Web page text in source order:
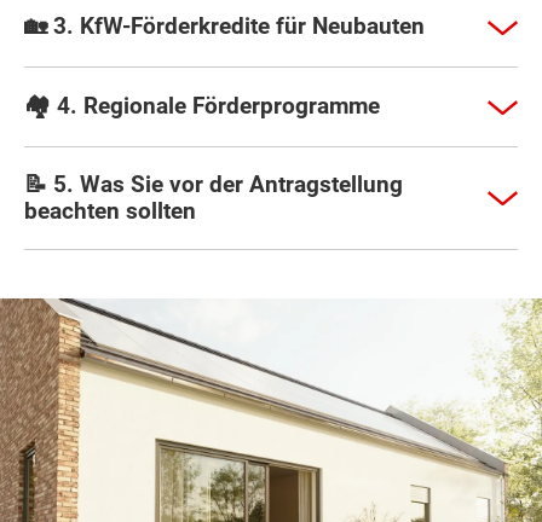
🏡 3. KfW-Förderkredite für Neubauten
🏘️ 4. Regionale Förderprogramme
📝 5. Was Sie vor der Antragstellung
beachten sollten